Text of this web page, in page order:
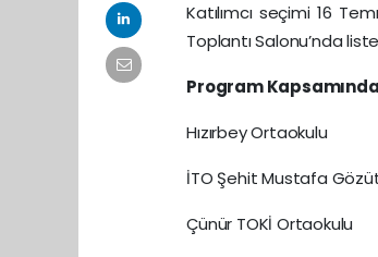
Katılımcı seçimi 16
Toplantı Salonu’nda
Program
Hızırbey Ortaokulu
İTO Şehit Mustafa
Çünür TOKİ Ortaokulu